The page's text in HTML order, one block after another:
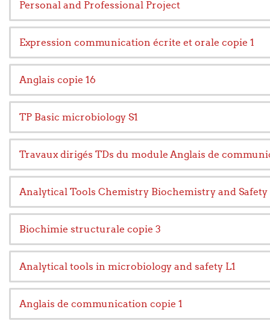
Personal and Professional Project
Expression communication écrite et orale copie 1
Anglais copie 16
TP Basic microbiology S1
Travaux dirigés TDs du module Anglais de
Analytical Tools Chemistry Biochemistry and Safety
Biochimie structurale copie 3
Analytical tools in microbiology and safety L1
Anglais de communication copie 1